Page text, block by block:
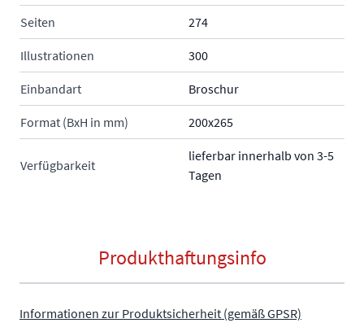
Seiten 274
Illustrationen 300
Einbandart Broschur
Format (BxH in mm) 200x265
Verfügbarkeit
lieferbar innerhalb von 3-5
Tagen
Produkthaftungsinfo
Informationen zur Produktsicherheit (gemäß GPSR)